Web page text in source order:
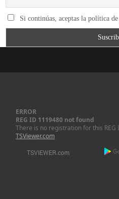
Si continúas, aceptas la política
ERROR
REG ID 1119480 not found
There is no registration for this REG
TSViewer.com